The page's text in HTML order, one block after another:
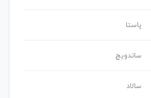
پاستا
ساندویچ
سالاد